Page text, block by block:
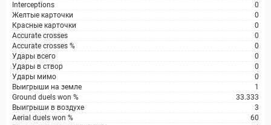
Interceptions
0
Желтые карточки
0
Красные карточки
0
Accurate crosses
0
Accurate crosses %
0
Удары всего
0
Удары в створ
0
Удары мимо
0
Выигрыши на земле
1
Ground duels won %
33.333
Выигрыши в воздухе
3
Aerial duels won %
60